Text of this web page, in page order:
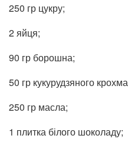
250 гр цукру;
2 яйця;
90 гр борошна;
50 гр кукурудзяного
250 гр масла;
1 плитка білого шоколаду;